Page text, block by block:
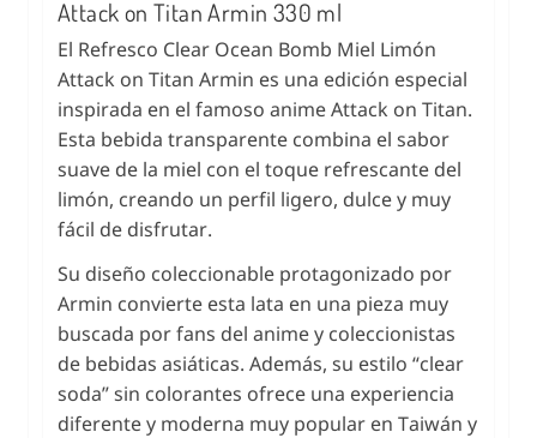
Attack on Titan Armin 330 ml
El Refresco Clear Ocean Bomb Miel Limón
Attack on Titan Armin es una edición especial
inspirada en el famoso anime Attack on Titan.
Esta bebida transparente combina el sabor
suave de la miel con el toque refrescante del
limón, creando un perfil ligero, dulce y muy
fácil de disfrutar.
Su diseño coleccionable protagonizado por
Armin convierte esta lata en una pieza muy
buscada por fans del anime y coleccionistas
de bebidas asiáticas. Además, su estilo “clear
soda” sin colorantes ofrece una experiencia
diferente y moderna muy popular en Taiwán y